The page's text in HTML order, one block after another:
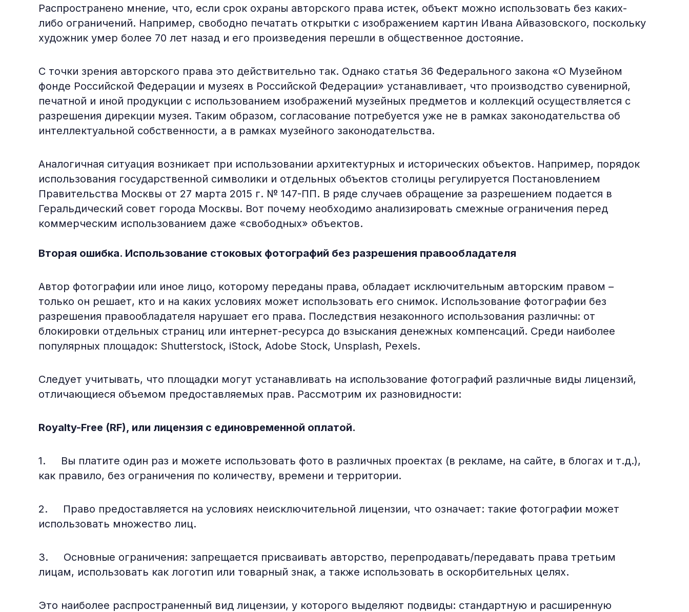
Распространено мнение, что, если срок охраны авторского права истек, объект можно использовать без каких-
либо ограничений. Например, свободно печатать открытки с изображением картин Ивана Айвазовского, поскольку
художник умер более 70 лет назад и его произведения перешли в общественное достояние.
С точки зрения авторского права это действительно так. Однако статья 36 Федерального закона «О Музейном
фонде Российской Федерации и музеях в Российской Федерации» устанавливает, что производство сувенирной,
печатной и иной продукции с использованием изображений музейных предметов и коллекций осуществляется с
разрешения дирекции музея. Таким образом, согласование потребуется уже не в рамках законодательства об
интеллектуальной собственности, а в рамках музейного законодательства.
Аналогичная ситуация возникает при использовании архитектурных и исторических объектов. Например, порядок
использования государственной символики и отдельных объектов столицы регулируется Постановлением
Правительства Москвы от 27 марта 2015 г. № 147-ПП. В ряде случаев обращение за разрешением подается в
Геральдический совет города Москвы. Вот почему необходимо анализировать смежные ограничения перед
коммерческим использованием даже «свободных» объектов.
Вторая ошибка. Использование стоковых фотографий без разрешения правообладателя
Автор фотографии или иное лицо, которому переданы права, обладает исключительным авторским правом –
только он решает, кто и на каких условиях может использовать его снимок. Использование фотографии без
разрешения правообладателя нарушает его права. Последствия незаконного использования различны: от
блокировки отдельных страниц или интернет-ресурса до взыскания денежных компенсаций. Среди наиболее
популярных площадок: Shutterstock, iStock, Adobe Stock, Unsplash, Pexels.
Следует учитывать, что площадки могут устанавливать на использование фотографий различные виды лицензий,
отличающиеся объемом предоставляемых прав. Рассмотрим их разновидности:
Royalty-Free (RF), или лицензия с единовременной оплатой.
1. Вы платите один раз и можете использовать фото в различных проектах (в рекламе, на сайте, в блогах и т.д.),
как правило, без ограничения по количеству, времени и территории.
2. Право предоставляется на условиях неисключительной лицензии, что означает: такие фотографии может
использовать множество лиц.
3. Основные ограничения: запрещается присваивать авторство, перепродавать/передавать права третьим
лицам, использовать как логотип или товарный знак, а также использовать в оскорбительных целях.
Это наиболее распространенный вид лицензии, у которого выделяют подвиды: стандартную и расширенную